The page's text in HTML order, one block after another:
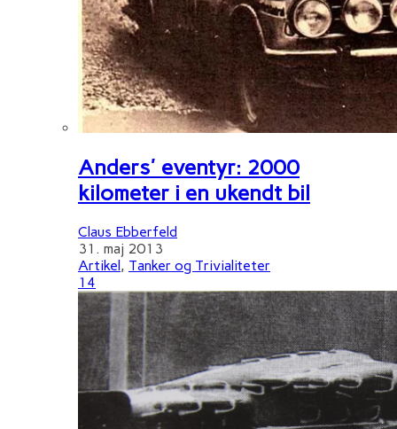
Anders' eventyr: 2000
kilometer i en ukendt bil
Claus Ebberfeld
31. maj 2013
Artikel , Tanker og Trivialiteter
14